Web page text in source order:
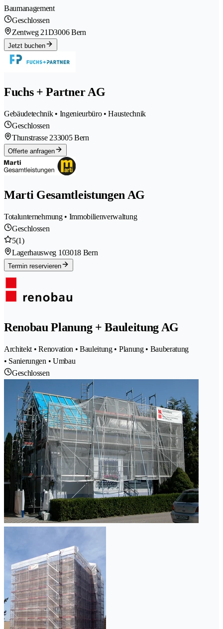
Baumanagement
Geschlossen
Zentweg 21D3006 Bern
Jetzt buchen
Fuchs + Partner AG
Gebäudetechnik • Ingenieurbüro • Haustechnik
Geschlossen
Thunstrasse 233005 Bern
Offerte anfragen
Marti Gesamtleistungen AG
Totalunternehmung • Immobilienverwaltung
Geschlossen
5(1)
Lagerhausweg 103018 Bern
Termin reservieren
Renobau Planung + Bauleitung AG
Architekt • Renovation • Bauleitung • Planung • Bauberatung
• Sanierungen • Umbau
Geschlossen